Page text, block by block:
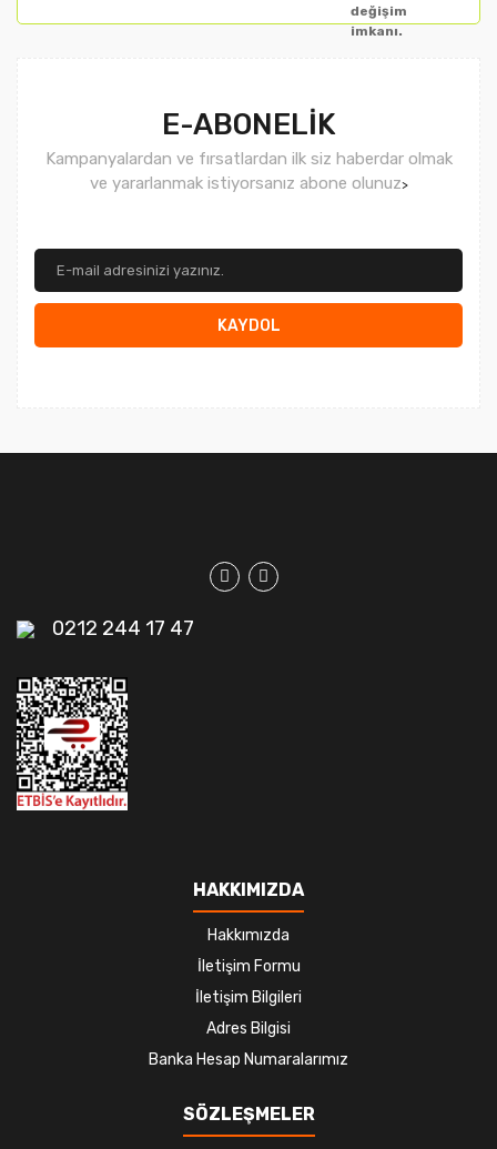
değişim
imkanı.
E-ABONELİK
Kampanyalardan ve fırsatlardan ilk siz haberdar olmak
ve yararlanmak istiyorsanız abone olunuz>
KAYDOL
0212 244 17 47
HAKKIMIZDA
Hakkımızda
İletişim Formu
İletişim Bilgileri
Adres Bilgisi
Banka Hesap Numaralarımız
SÖZLEŞMELER